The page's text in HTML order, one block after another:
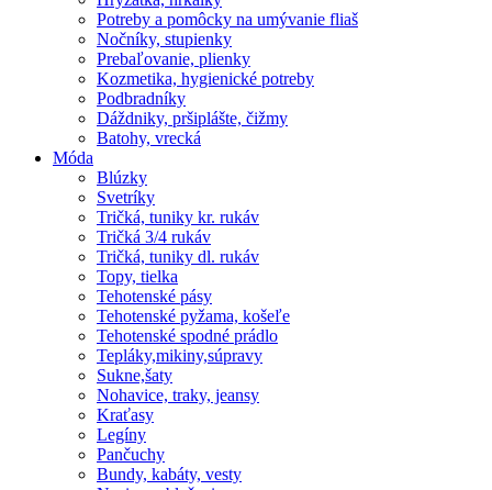
Potreby a pomôcky na umývanie fliaš
Nočníky, stupienky
Prebaľovanie, plienky
Kozmetika, hygienické potreby
Podbradníky
Dáždniky, pršiplášte, čižmy
Batohy, vrecká
Móda
Blúzky
Svetríky
Tričká, tuniky kr. rukáv
Tričká 3/4 rukáv
Tričká, tuniky dl. rukáv
Topy, tielka
Tehotenské pásy
Tehotenské pyžama, košeľe
Tehotenské spodné prádlo
Tepláky,mikiny,súpravy
Sukne,šaty
Nohavice, traky, jeansy
Kraťasy
Legíny
Pančuchy
Bundy, kabáty, vesty